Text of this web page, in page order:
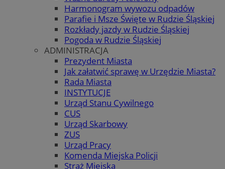
Harmonogram wywozu odpadów
Parafie i Msze Święte w Rudzie Śląskiej
Rozkłady jazdy w Rudzie Śląskiej
Pogoda w Rudzie Śląskiej
ADMINISTRACJA
Prezydent Miasta
Jak załatwić sprawę w Urzędzie Miasta?
Rada Miasta
INSTYTUCJE
Urząd Stanu Cywilnego
CUS
Urząd Skarbowy
ZUS
Urząd Pracy
Komenda Miejska Policji
Straż Miejska